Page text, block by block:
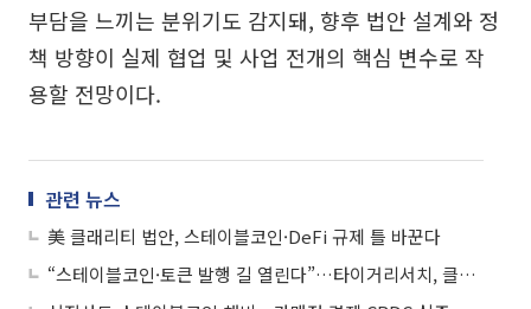
부담을 느끼는 분위기도 감지돼, 향후 법안 설계와 정
책 방향이 실제 협업 및 사업 전개의 핵심 변수로 작
용할 전망이다.
관련 뉴스
美 클래리티 법안, 스테이블코인·DeFi 규제 틀 바꾼다
“스테이블코인·토큰 발행 길 열린다”…타이거리서치, 클래리티 법안 분석